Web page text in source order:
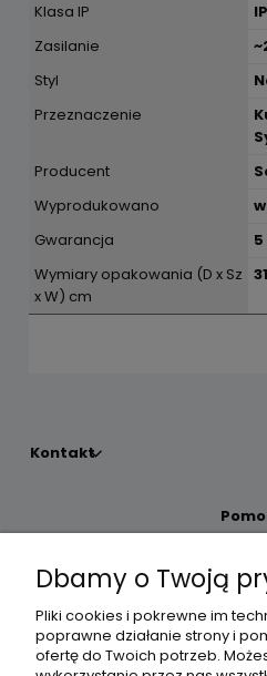
Klasa IP
Zasilanie
Styl
Przeznaczenie
Producent
Wyprodukowano
Gwarancja
Wymiary opakowania (D x Sz
x W) cm
Kontakt
Moje
Płatności i
Dbamy o Twoją
Pliki cookies i pokrewne im
poprawne działanie strony i
ofertę do Twoich potrzeb.